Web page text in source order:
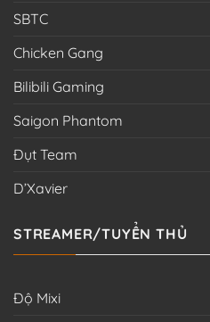
SBTC
Chicken Gang
Bilibili Gaming
Saigon Phantom
Đụt Team
D’Xavier
STREAMER/TUYỂN THỦ
Độ Mixi